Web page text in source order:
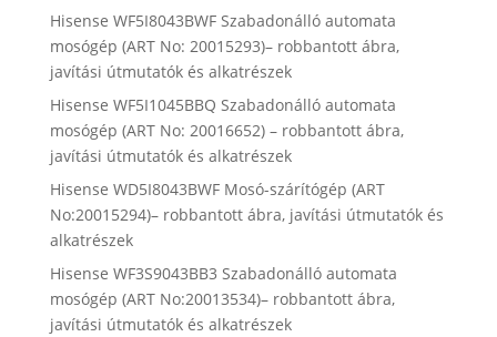
Hisense WF5I8043BWF Szabadonálló automata
mosógép (ART No: 20015293)– robbantott ábra,
javítási útmutatók és alkatrészek
Hisense WF5I1045BBQ Szabadonálló automata
mosógép (ART No: 20016652) – robbantott ábra,
javítási útmutatók és alkatrészek
Hisense WD5I8043BWF Mosó-szárítógép (ART
No:20015294)– robbantott ábra, javítási útmutatók és
alkatrészek
Hisense WF3S9043BB3 Szabadonálló automata
mosógép (ART No:20013534)– robbantott ábra,
javítási útmutatók és alkatrészek